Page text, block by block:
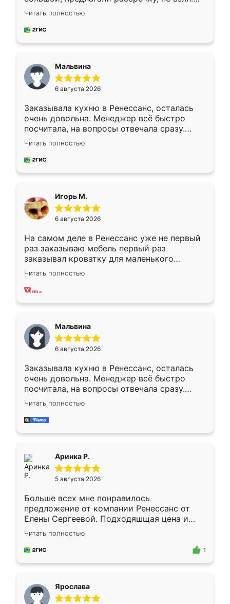
Ждал меньше месяца, сборщик с прямыми
руками. По цене вышло адекватно.
Рекомендую!
Читать полностью
Мальвина
6 августа 2026
Заказывала кухню в Ренессанс, осталась
очень довольна. Менеджер всё быстро
посчитала, на вопросы отвечала сразу.
Замерщик приехал в субботу, подошёл к
делу со всей ответственностью. Собрали
за день, ребята работали аккуратно, даже
Читать полностью
Игорь М.
6 августа 2026
На самом деле в Ренессанс уже не первый
раз заказываю мебель первый раз
заказывал кроватку для маленького
ребёнка при его рождении ,во второй раз
заказал шкаф-купе. По качеству очень
хорошее сборка достаточно быстрая,
меньше, здесь же он более разнообразный.
Мне нравится ,если что-то потребуется из
мебели буду заказывать только здесь.
Читать полностью
Мальвина
6 августа 2026
Заказывала кухню в Ренессанс, осталась
очень довольна. Менеджер всё быстро
посчитала, на вопросы отвечала сразу.
Замерщик приехал в субботу, подошёл к
делу со всей ответственностью. Собрали
за день, ребята работали аккуратно, даже
Читать полностью
Аринка Р.
5 августа 2026
Больше всех мне понравилось
предложение от компании Ренессанс от
Елены Сергеевой. Подходяшщая цена и
короткие сроки изготовления. Приехавший
для замера сотрудник Владислав
предложил по моему эскизу самый
Читать полностью
1
Ярослава